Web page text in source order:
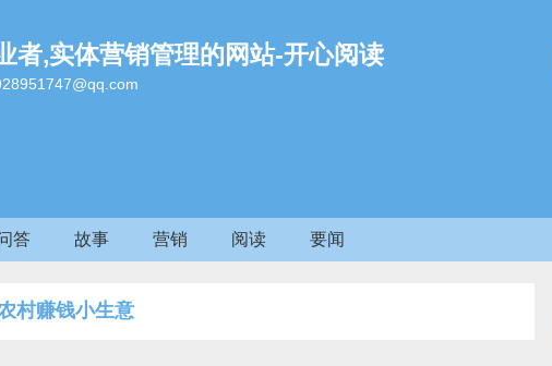
者,实体营销管理的网站-开心阅读
答 故事 营销 阅读 要闻
村赚钱小生意